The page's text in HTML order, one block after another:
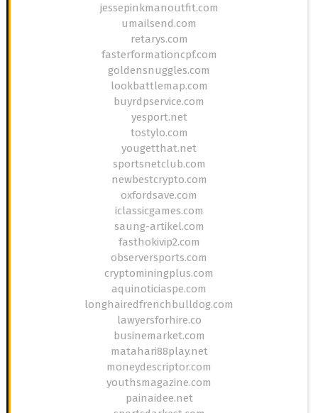
jessepinkmanoutfit.com
umailsend.com
retarys.com
fasterformationcpf.com
goldensnuggles.com
lookbattlemap.com
buyrdpservice.com
yesport.net
tostylo.com
yougetthat.net
sportsnetclub.com
newbestcrypto.com
oxfordsave.com
iclassicgames.com
saung-artikel.com
fasthokivip2.com
observersports.com
cryptominingplus.com
aquinoticiaspe.com
longhairedfrenchbulldog.com
lawyersforhire.co
businemarket.com
matahari88play.net
moneydescriptor.com
youthsmagazine.com
painaidee.net